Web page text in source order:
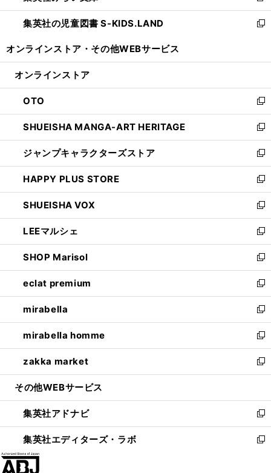
開
く
ウ
で
ン
ド
開
し
い
ン
ウ
で
開
く
集英社の児童図書 S-KIDS.LAND
新
ウ
ン
ド
ウ
で
開
く
オンラインストア・ その他WEBサービス
オンラインストア
OTO
新
し
い
ウ
ィ
ン
ド
ウ
で
開
く
SHUEISHA MANGA-ART HERITAGE
新
し
い
ウ
ィ
ン
ド
ウ
で
開
く
ジャンプキャラクターズストア
新
し
い
ウ
ィ
ン
ド
ウ
で
開
く
HAPPY PLUS STORE
新
し
い
ウ
ィ
ン
ド
ウ
で
開
く
SHUEISHA VOX
新
し
い
ウ
ィ
ン
ド
ウ
で
開
く
LEEマルシェ
新
し
い
ウ
ィ
ン
ド
ウ
で
開
く
SHOP Marisol
新
し
い
ウ
ィ
ン
ド
ウ
で
開
eclat premium
新
し
い
ウ
ィ
ン
ド
ウ
開
く
mirabella
新
し
い
ウ
ィ
ン
ウ
で
開
く
mirabella homme
新
し
い
ウ
ン
ド
ウ
で
zakka market
新
し
ウ
ィ
ン
ド
その他WEBサービス
集英社アドナビ
新
し
い
集英社エディターズ・ラボ
新